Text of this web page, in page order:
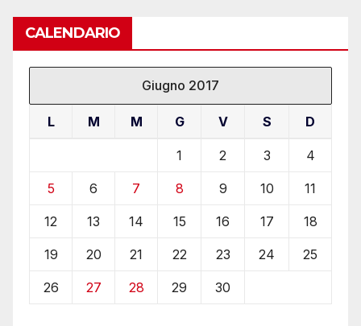
CALENDARIO
Giugno 2017
L M M G V S D
1 2 3 4
5 6 7 8 9 10 11
12 13 14 15 16 17 18
19 20 21 22 23 24 25
26 27 28 29 30